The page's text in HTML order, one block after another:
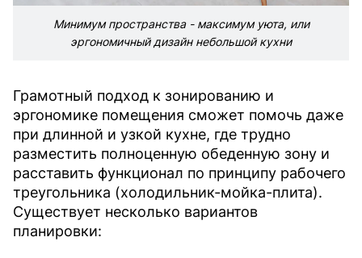
Минимум пространства - максимум уюта, или
эргономичный дизайн небольшой кухни
Грамотный подход к зонированию и
эргономике помещения сможет помочь даже
при длинной и узкой кухне, где трудно
разместить полноценную обеденную зону и
расставить функционал по принципу рабочего
треугольника (холодильник-мойка-плита).
Существует несколько вариантов
планировки: